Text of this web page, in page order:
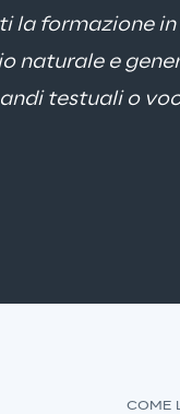
la formazione
naturale e
testuali o
COME